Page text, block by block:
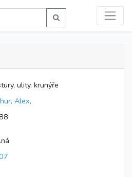
ulity, krunýře
Alex,